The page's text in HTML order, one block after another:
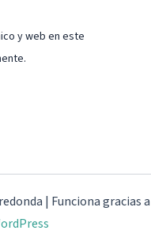
y web en este
| Funciona gracias a